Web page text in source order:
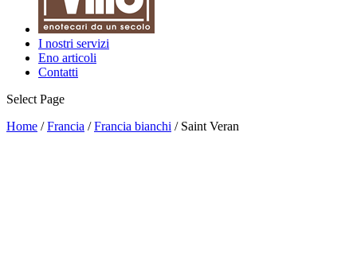
I nostri servizi
Eno articoli
Contatti
Select Page
Home /Francia /Francia bianchi / Saint Veran